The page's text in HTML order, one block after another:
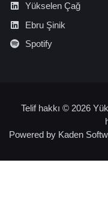
Yükselen Çağ
Ebru Şinik
Spotify
Telif hakkı © 2026
Powered by Kaden